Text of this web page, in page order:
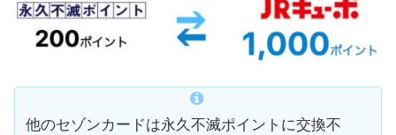
他のセゾンカードは永久不滅ポイントに交換不